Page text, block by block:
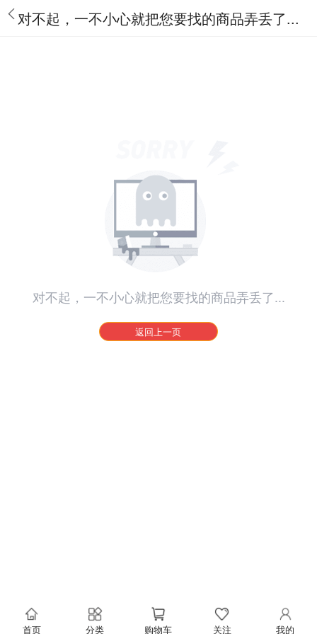
对不起，一不小心就把您要找的商品弄丢了...
对不起，一不小心就把您要找的商品弄丢了...
返回上一页
首页 分类 购物车 关注 我的